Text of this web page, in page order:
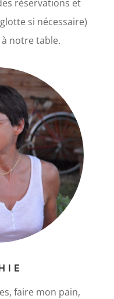
réservations et
si nécessaire)
notre table.
faire mon pain,